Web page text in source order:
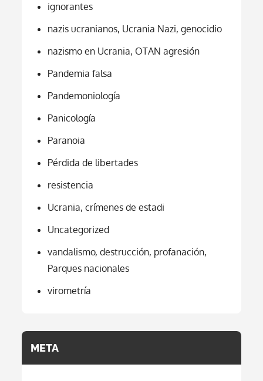
ignorantes
nazis ucranianos, Ucrania Nazi, genocidio
nazismo en Ucrania, OTAN agresión
Pandemia falsa
Pandemoniología
Panicología
Paranoia
Pérdida de libertades
resistencia
Ucrania, crímenes de estadi
Uncategorized
vandalismo, destrucción, profanación,
Parques nacionales
virometría
META